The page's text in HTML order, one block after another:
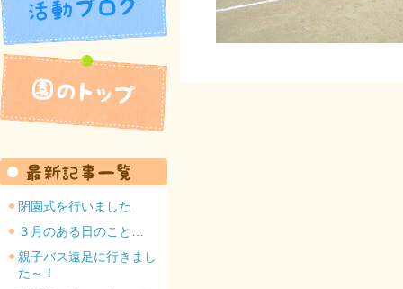
園の紹介
スケジュール
活動ブログ
閉園式を行いました
３月のある日のこと…
親子バス遠足に行きまし
た～！